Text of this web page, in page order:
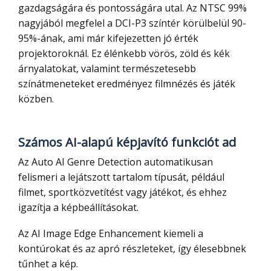
gazdagságára és pontosságára utal. Az NTSC 99%
nagyjából megfelel a DCI-P3 színtér körülbelül 90-
95%-ának, ami már kifejezetten jó érték
projektoroknál. Ez élénkebb vörös, zöld és kék
árnyalatokat, valamint természetesebb
színátmeneteket eredményez filmnézés és játék
közben.
Számos AI-alapú képjavító funkciót ad
Az Auto AI Genre Detection automatikusan
felismeri a lejátszott tartalom típusát, például
filmet, sportközvetítést vagy játékot, és ehhez
igazítja a képbeállításokat.
Az AI Image Edge Enhancement kiemeli a
kontúrokat és az apró részleteket, így élesebbnek
tűnhet a kép.